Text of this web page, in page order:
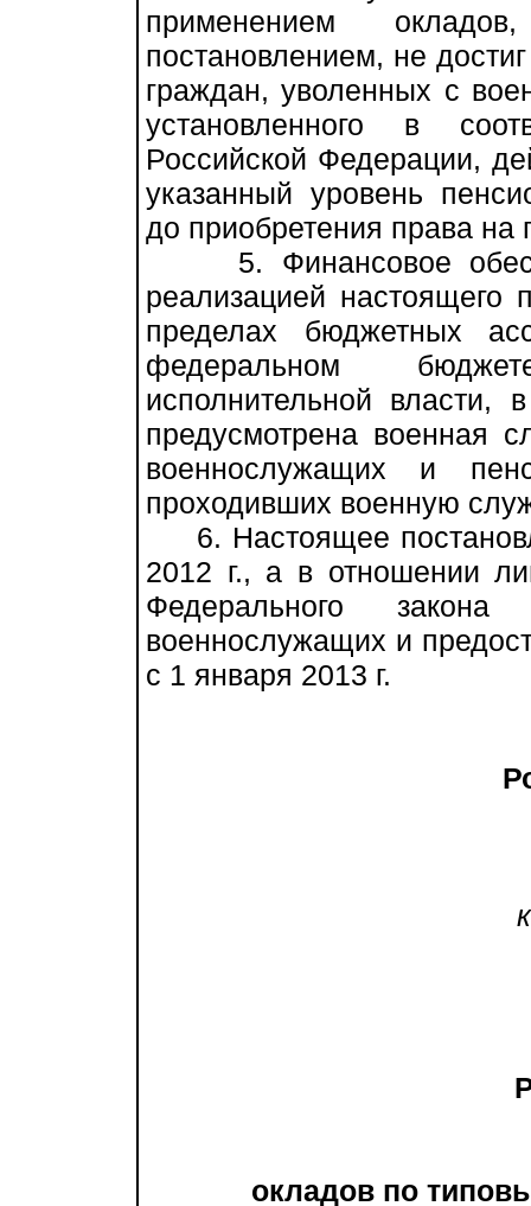
применением
постановлением, не
граждан, уволенных с
установленного в
Российской Федерации,
указанный уровень
до приобретения права
5. Финансовое
реализацией настоящего
пределах бюджетных
федеральном
исполнительной власти,
предусмотрена военная
военнослужащих и
проходивших военную
6. Настоящее
2012 г., а в отношении
Федерального
военнослужащих и
с 1 января 2013 г.
к
окладов по